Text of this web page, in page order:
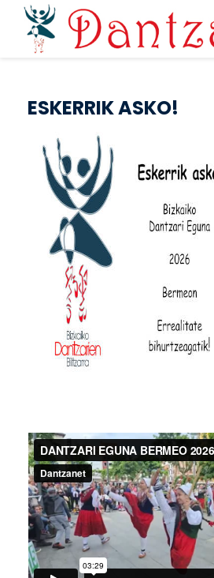
Skip to main content
ESKERRIK ASKO!